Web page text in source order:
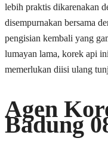
lebih praktis dikarenakan
disempurnakan bersama
pengisian kembali yang
lumayan lama, korek api
memerlukan diisi ulang
Agen
Badung